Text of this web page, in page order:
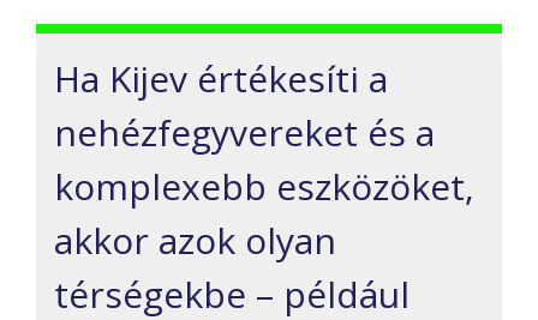
Ha Kijev értékesíti a
nehézfegyvereket és a
komplexebb eszközöket,
akkor azok olyan
térségekbe – például